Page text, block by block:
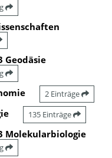
Geodäsie
2 Einträge
135 Einträge
Molekularbiologie